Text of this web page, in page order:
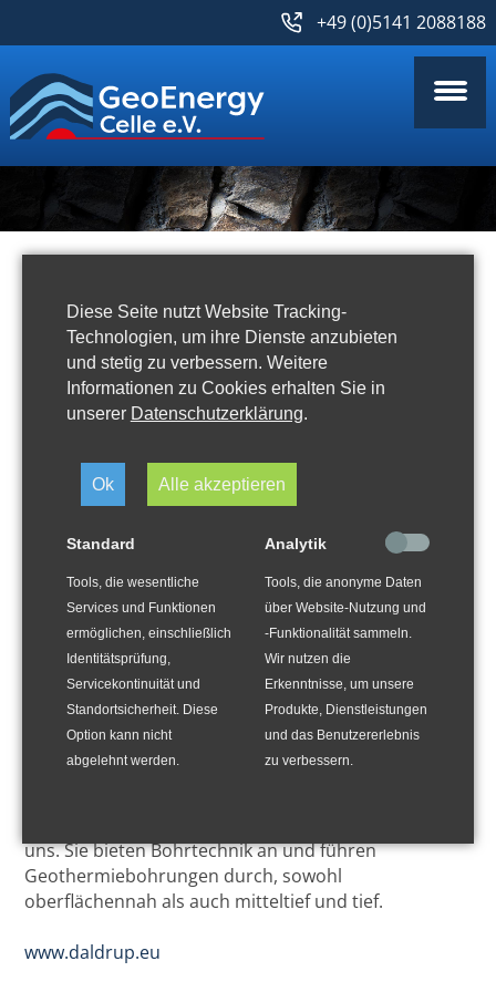
+49 (0)5141 2088188
Aktuelles
Daldrup ist neues Mitglied
uns. Sie bieten Bohrtechnik an und führen
Geothermiebohrungen durch, sowohl
oberflächennah als auch mitteltief und tief.
www.daldrup.eu
Diese Seite nutzt Website Tracking-
Technologien, um ihre Dienste anzubieten
und stetig zu verbessern. Weitere
Informationen zu Cookies erhalten Sie in
unserer Datenschutzerklärung.
Ok Alle akzeptieren
Standard
Tools, die wesentliche
Services und Funktionen
ermöglichen, einschließlich
Identitätsprüfung,
Servicekontinuität und
Standortsicherheit. Diese
Option kann nicht
abgelehnt werden.
Analytik
Tools, die anonyme Daten
über Website-Nutzung und
-Funktionalität sammeln.
Wir nutzen die
Erkenntnisse, um unsere
Produkte, Dienstleistungen
und das Benutzererlebnis
zu verbessern.